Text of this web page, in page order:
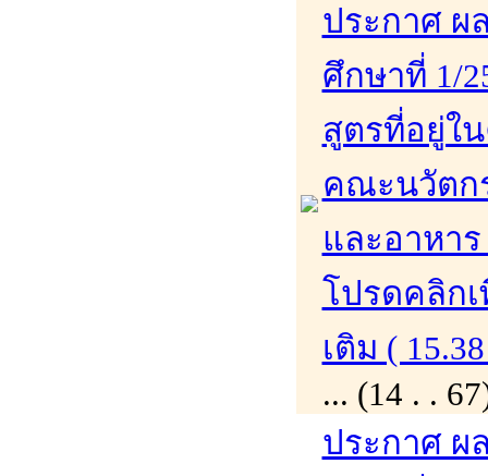
ประกาศ ผ
ศึกษาที่ 1/
สูตรที่อยู่ใ
คณะนวัตก
และอาหา
โปรดคลิก
เติม (
... (14 . .
ประกาศ ผ